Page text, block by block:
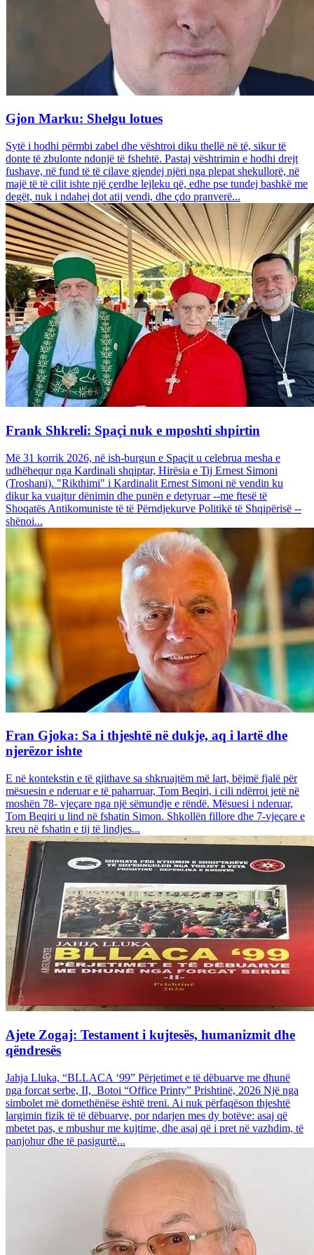
Gjon Marku: Shelgu lotues
Sytë i hodhi përmbi zabel dhe vështroi diku thellë në të, sikur të
donte të zbulonte ndonjë të fshehtë. Pastaj vështrimin e hodhi drejt
fushave, në fund të të cilave gjendej njëri nga plepat shekullorë, në
majë të të cilit ishte një çerdhe lejleku që, edhe pse tundej bashkë me
degët, nuk i ndahej dot atij vendi, dhe çdo pranverë...
Frank Shkreli: Spaçi nuk e mposhti shpirtin
Më 31 korrik 2026, në ish-burgun e Spaçit u celebrua mesha e
udhëhequr nga Kardinali shqiptar, Hirësia e Tij Ernest Simoni
(Troshani). "Rikthimi" i Kardinalit Ernest Simoni në vendin ku
dikur ka vuajtur dënimin dhe punën e detyruar --me ftesë të
Shoqatës Antikomuniste të të Përndjekurve Politikë të Shqipërisë --
shënoi...
Fran Gjoka: Sa i thjeshtë në dukje, aq i lartë dhe
njerëzor ishte
E në kontekstin e të gjithave sa shkruajtëm më lart, bëjmë fjalë për
mësuesin e nderuar e të paharruar, Tom Beqiri, i cili ndërroi jetë në
moshën 78- vjeçare nga një sëmundje e rëndë. Mësuesi i nderuar,
Tom Beqiri u lind në fshatin Simon. Shkollën fillore dhe 7-vjeçare e
kreu në fshatin e tij të lindjes...
Ajete Zogaj: Testament i kujtesës, humanizmit dhe
qëndresës
Jahja Lluka, “BLLACA ‘99” Përjetimet e të dëbuarve me dhunë
nga forcat serbe, II, Botoi “Office Printy” Prishtinë, 2026 Një nga
simbolet më domethënëse është treni. Ai nuk përfaqëson thjeshtë
largimin fizik të të dëbuarve, por ndarjen mes dy botëve: asaj që
mbetet pas, e mbushur me kujtime, dhe asaj që i pret në vazhdim, të
panjohur dhe të pasigurtë...